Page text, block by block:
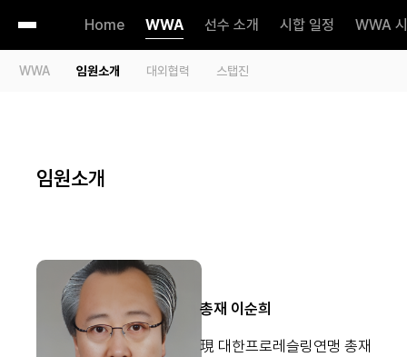
Home WWA 선수 소개 시합 일정 WWA
WWA 임원소개 대외협력 스탭진
임원소개
총재 이순희
現 대한프로레슬링연맹 총재